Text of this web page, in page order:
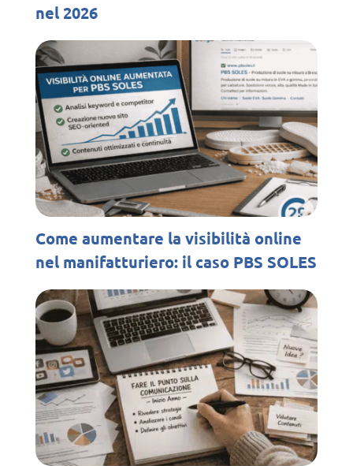
nel 2026
Come aumentare la visibilità online
nel manifatturiero: il caso PBS SOLES